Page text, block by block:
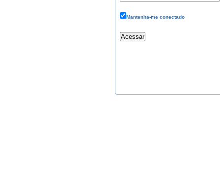
Mantenha-me conectado